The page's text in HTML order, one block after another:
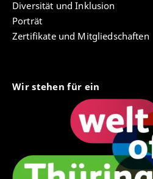
Diversität und Inklusion
Porträt
Zertifikate und Mitgliedschaften
Wir stehen für ein